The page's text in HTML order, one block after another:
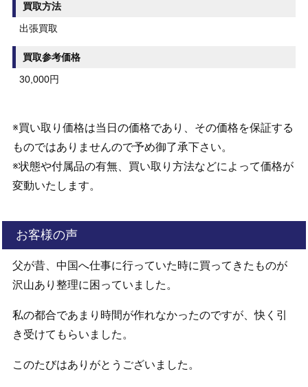
買取方法
出張買取
買取参考価格
30,000円
※買い取り価格は当日の価格であり、その価格を保証する
ものではありませんので予め御了承下さい。
※状態や付属品の有無、買い取り方法などによって価格が
変動いたします。
お客様の声
父が昔、中国へ仕事に行っていた時に買ってきたものが
沢山あり整理に困っていました。
私の都合であまり時間が作れなかったのですが、快く引
き受けてもらいました。
このたびはありがとうございました。